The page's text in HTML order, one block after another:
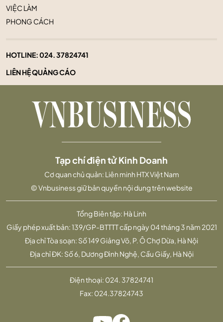
VIỆC LÀM
PHONG CÁCH
HOTLINE:024. 37824741
LIÊN HỆ QUẢNG CÁO
Tổng Biên tập: Hà Linh
Giấy phép xuất bản: 139/GP-BTTTT cấp ngày 04 tháng 3 năm 2021
Địa chỉ Tòa soạn: Số 149 Giảng Võ, P. Ô Chợ Dừa, Hà Nội
Địa chỉ ĐK: Số 6, Dương Đình Nghệ, Cầu Giấy, Hà Nội
Tạp chí điện tử Kinh Doanh
Cơ quan chủ quản: Liên minh HTX Việt Nam
© Vnbusiness giữ bản quyền nội dung trên website
Điện thoại: 024. 37824741
Fax: 024.37824743